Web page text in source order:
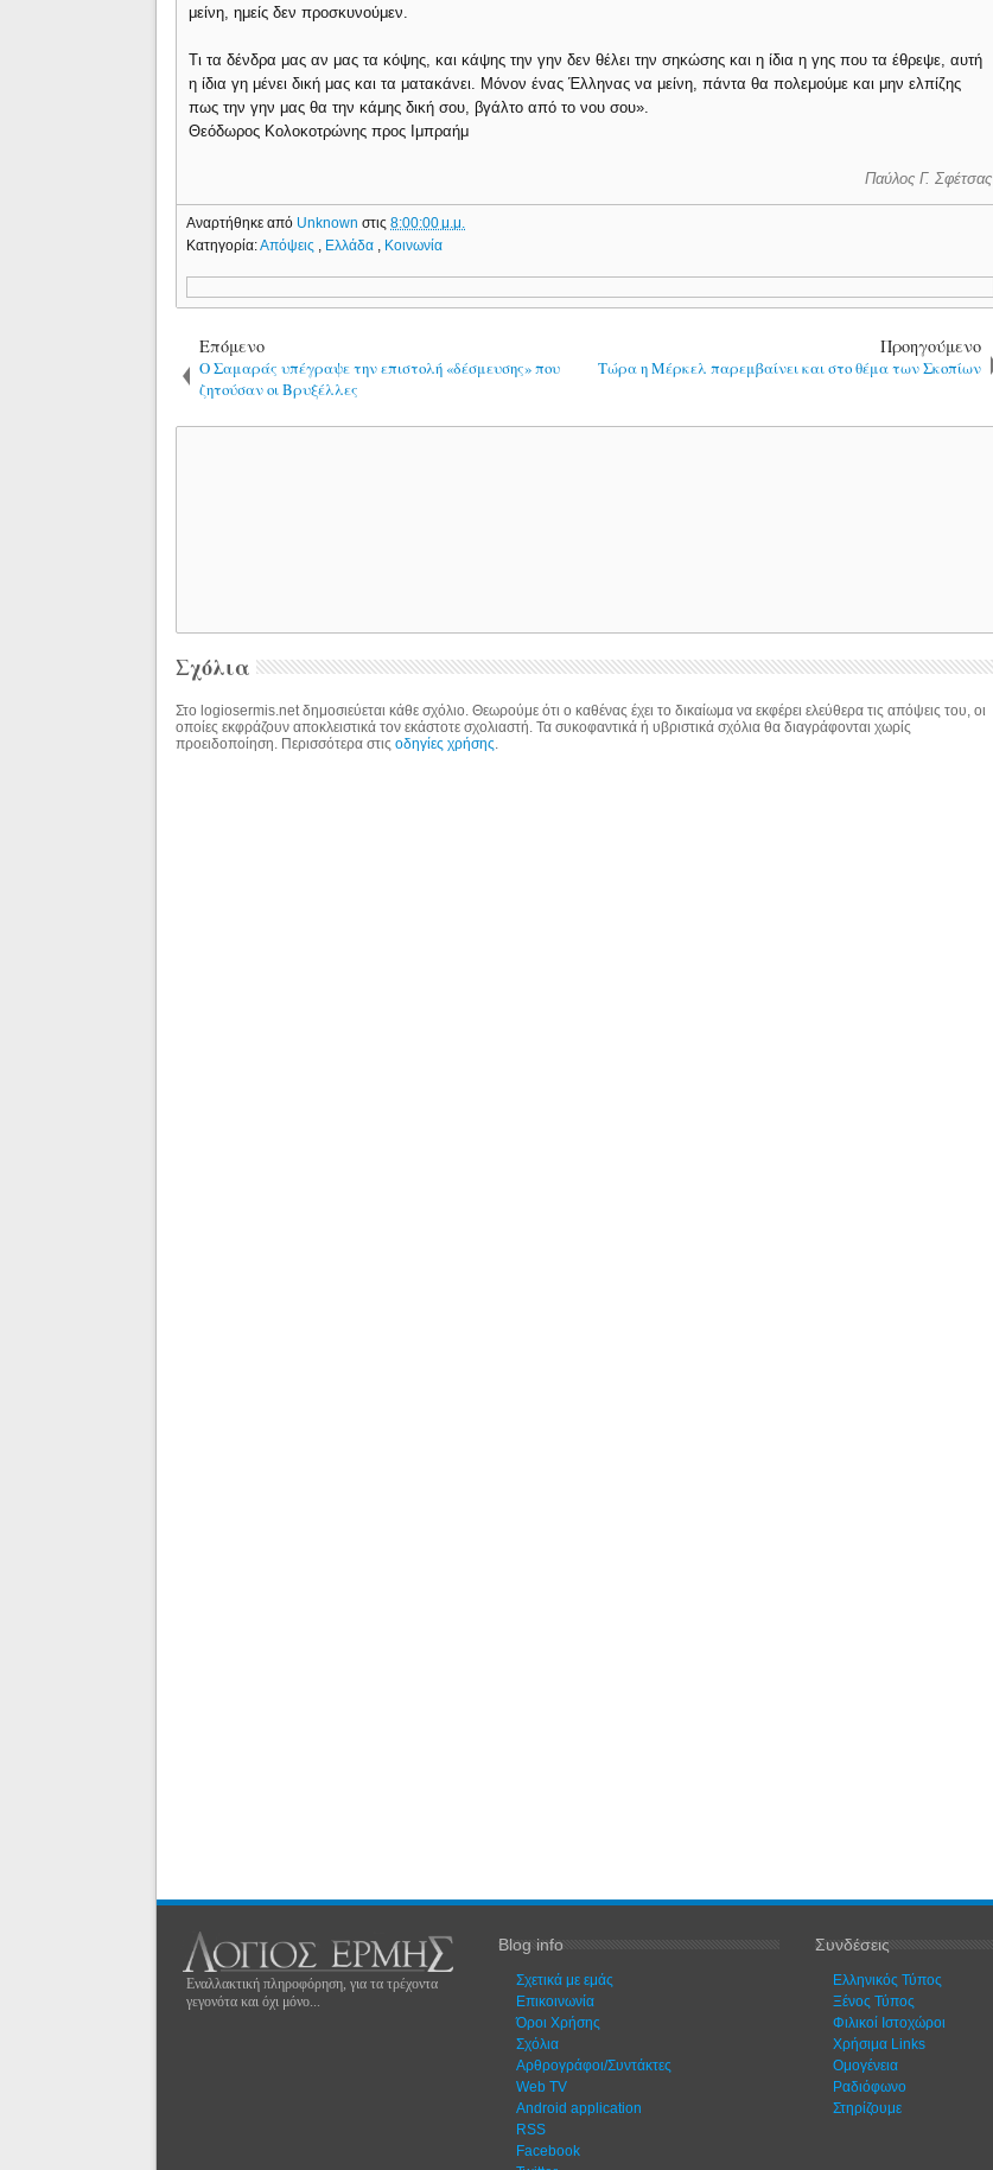
μείνη, ημείς δεν προσκυνούμεν.
Τι τα δένδρα μας αν μας τα κόψης, και κάψης την γην δεν θέλει την σηκώσης και η ίδια η γης που τα έθρεψε, αυτή
η ίδια γη μένει δική μας και τα ματακάνει. Μόνον ένας Έλληνας να μείνη, πάντα θα πολεμούμε και μην ελπίζης
πως την γην μας θα την κάμης δική σου, βγάλτο από το νου σου».
Θεόδωρος Κολοκοτρώνης προς Ιμπραήμ
Παύλος Γ. Σφέτσας
Αναρτήθηκε από Unknownστις8:00:00 μ.μ.
Κατηγορία:Απόψεις Ελλάδα Κοινωνία
Επόμενο
Ο Σαμαράς υπέγραψε την επιστολή «δέσμευσης» που
ζητούσαν οι Βρυξέλλες
Προηγούμενο
Τώρα η Μέρκελ παρεμβαίνει και στο θέμα των Σκοπίων
Σχόλια
Στο logiosermis.net δημοσιεύεται κάθε σχόλιο. Θεωρούμε ότι ο καθένας έχει το δικαίωμα να εκφέρει ελεύθερα τις απόψεις του, οι
οποίες εκφράζουν αποκλειστικά τον εκάστοτε σχολιαστή. Τα συκοφαντικά ή υβριστικά σχόλια θα διαγράφονται χωρίς
προειδοποίηση. Περισσότερα στιςοδηγίες χρήσης
Εναλλακτική πληροφόρηση, για τα τρέχοντα
γεγονότα και όχι μόνο...
Blog info
Σχετικά με εμάς
Eπικοινωνία
Όροι Χρήσης
Σχόλια
Αρθρογράφοι/Συντάκτες
Web TV
Android application
RSS
Facebook
Συνδέσεις
Ελληνικός Τύπος
Ξένος Τύπος
Φιλικοί Ιστοχώροι
Χρήσιμα Links
Ομογένεια
Ραδιόφωνο
Στηρίζουμε